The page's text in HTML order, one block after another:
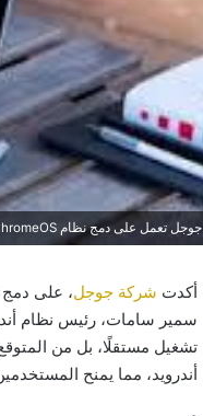
جوجل تعمل على دمج نظام ChromeOS مع نظام Android.. ما أهمية ذلك للمستخدمين؟
أكدت شركة جوجل، على دمج
أندرويد، مما يمنح